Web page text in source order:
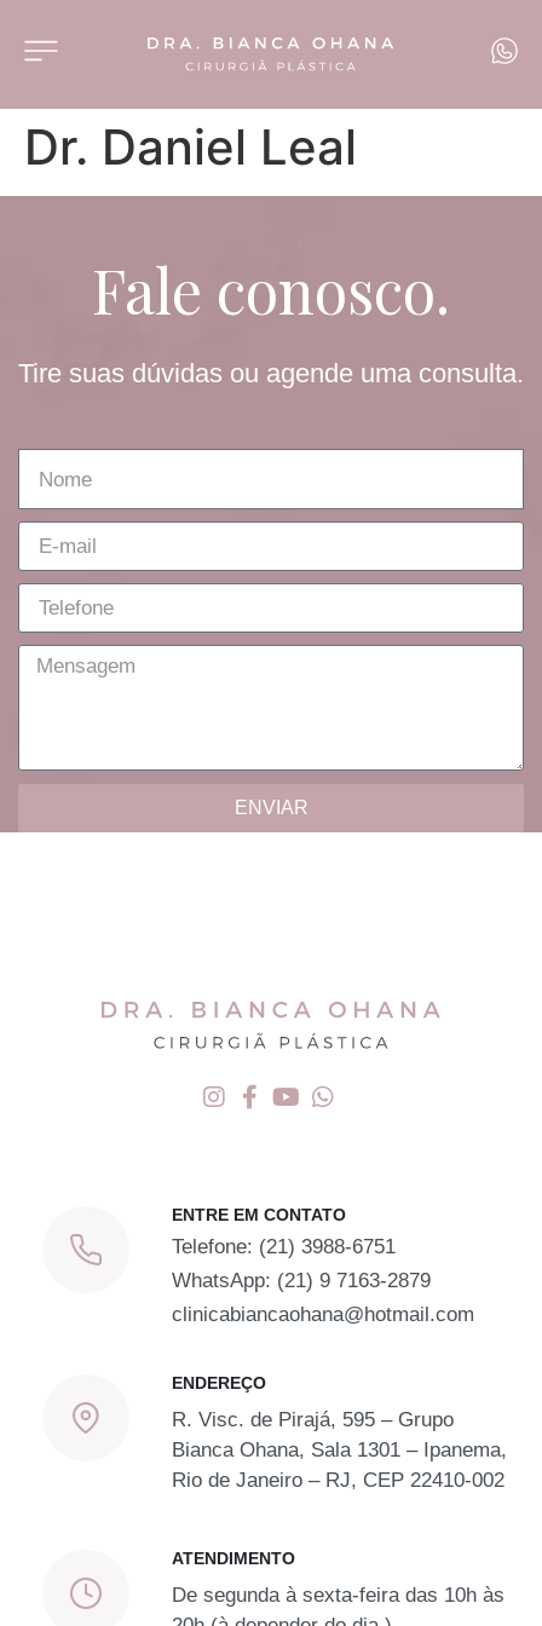
Dr. Daniel Leal
Fale conosco.
Tire suas dúvidas ou agende uma consulta.
ENVIAR
ENTRE EM CONTATO
Telefone: (21) 3988-6751
WhatsApp: (21) 9 7163-2879
clinicabiancaohana@hotmail.com
ENDEREÇO
R. Visc. de Pirajá, 595 – Grupo
Bianca Ohana, Sala 1301 – Ipanema,
Rio de Janeiro – RJ, CEP 22410-002
ATENDIMENTO
De segunda à sexta-feira das 10h às